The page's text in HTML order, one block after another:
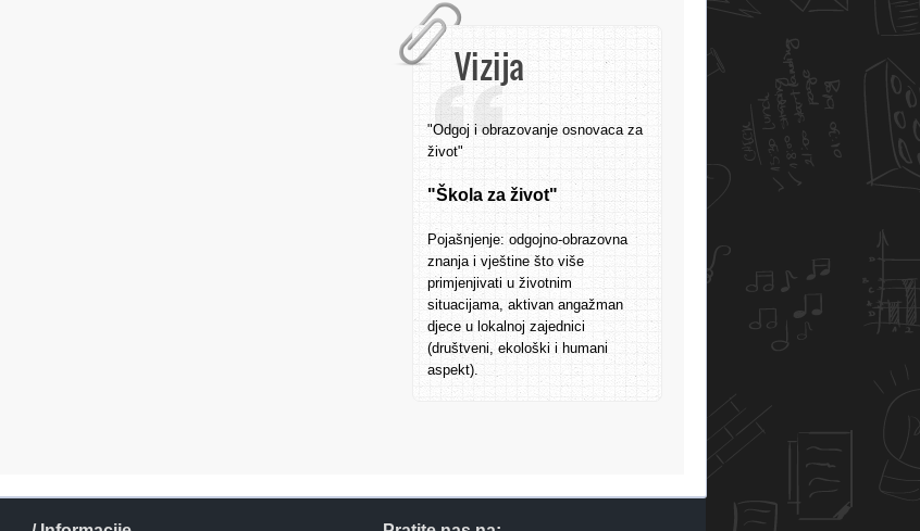
Vizija
"Odgoj i obrazovanje osnovaca za
život"
"Škola za život"
Pojašnjenje: odgojno-obrazovna
znanja i vještine što više
primjenjivati u životnim
situacijama, aktivan angažman
djece u lokalnoj zajednici
(društveni, ekološki i humani
aspekt).